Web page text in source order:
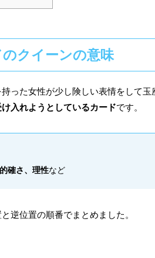
のクイーンの意味
った女性が少し険しい表情をして玉
入れようとしているカードです。
確さ、理性など
逆位置の順番でまとめました。